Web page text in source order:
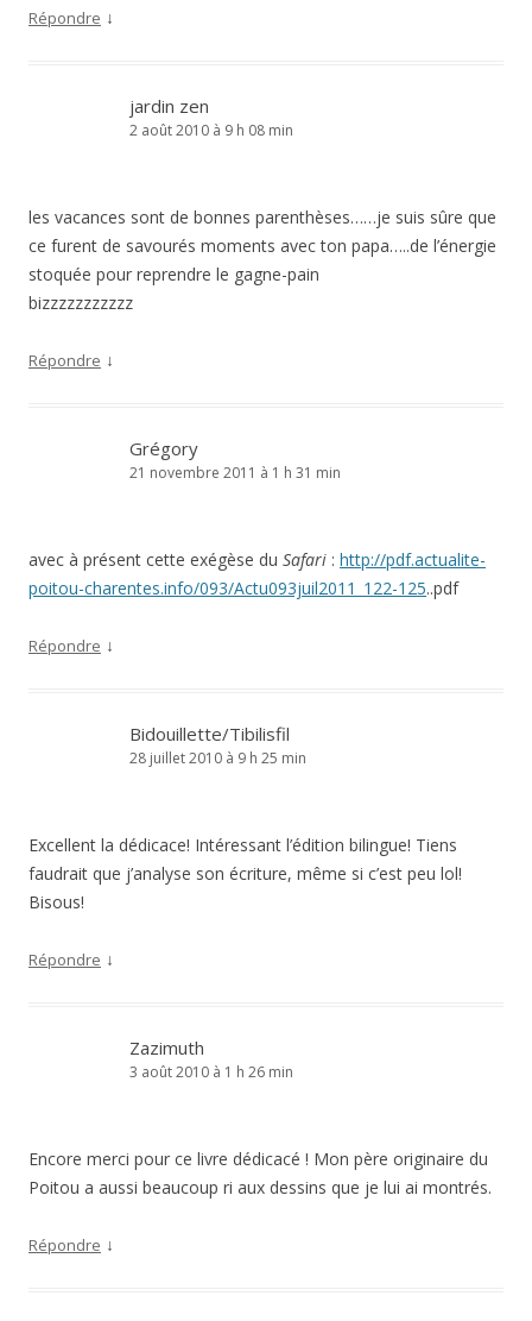
Répondre ↓
jardin zen
2 août 2010 à 9 h 08 min
les vacances sont de bonnes parenthèses……je suis sûre que
ce furent de savourés moments avec ton papa…..de l’énergie
stoquée pour reprendre le gagne-pain
bizzzzzzzzzzz
Répondre ↓
Grégory
21 novembre 2011 à 1 h 31 min
avec à présent cette exégèse du Safari : http://pdf.actualite-
poitou-charentes.info/093/Actu093juil2011_122-125..pdf
Répondre ↓
Bidouillette/Tibilisfil
28 juillet 2010 à 9 h 25 min
Excellent la dédicace! Intéressant l’édition bilingue! Tiens
faudrait que j’analyse son écriture, même si c’est peu lol!
Bisous!
Répondre ↓
Zazimuth
3 août 2010 à 1 h 26 min
Encore merci pour ce livre dédicacé ! Mon père originaire du
Poitou a aussi beaucoup ri aux dessins que je lui ai montrés.
Répondre ↓